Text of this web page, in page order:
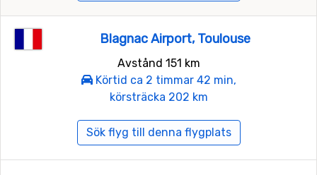
Blagnac Airport, Toulouse
Avstånd 151 km
Körtid ca 2 timmar 42 min,
körsträcka 202 km
Sök flyg till denna flygplats